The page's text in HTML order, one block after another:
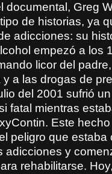
documental, Greg
de historias, ya
adicciones: su
empezó a los
licor del
y a las drogas de
del 2001 sufrió
fatal mientras
Este
peligro que estaba
adicciones y
rehabilitarse.